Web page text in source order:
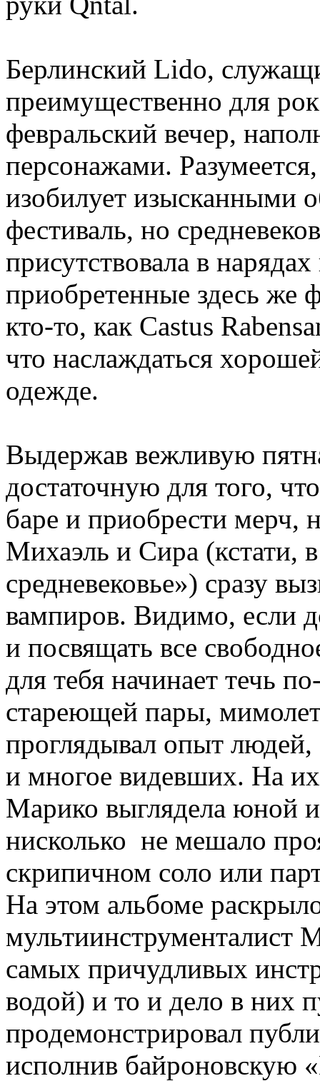
Берлинский Lido,
преимущественно для
февральский вечер,
персонажами.
изобилует изысканными
фестиваль, но
присутствовала в
приобретенные здесь же
кто-то, как Castus
что наслаждаться
одежде.
Выдержав вежливую
достаточную для того,
баре и приобрести мерч,
Михаэль и Сира (кстати,
средневековье») сразу
вампиров. Видимо, если
и посвящать все
для тебя начинает течь
стареющей пары,
проглядывал опыт
и многое видевших. На
Марико выглядела юной
нисколько не мешало
скрипичном соло или
На этом альбоме
самых причудливых
водой) и то и дело в них
продемонстрировал
исполнив байроновскую